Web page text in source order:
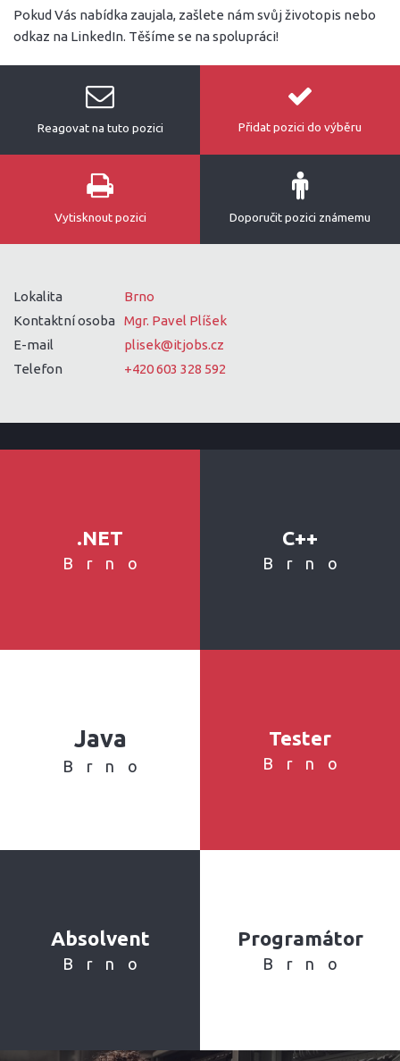
Pokud Vás nabídka zaujala, zašlete nám svůj životopis nebo
odkaz na LinkedIn. Těšíme se na spolupráci!
Reagovat na tuto pozici Přidat pozici do výběru
Vytisknout pozici Doporučit pozici známemu
Lokalita
Brno
Kontaktní osoba Mgr. Pavel Plíšek
E-mail
plisek@itjobs.cz
Telefon
+420 603 328 592
.NET
Brno
C++
Brno
Java
Brno
Tester
Brno
Absolvent
Brno
Programátor
Brno